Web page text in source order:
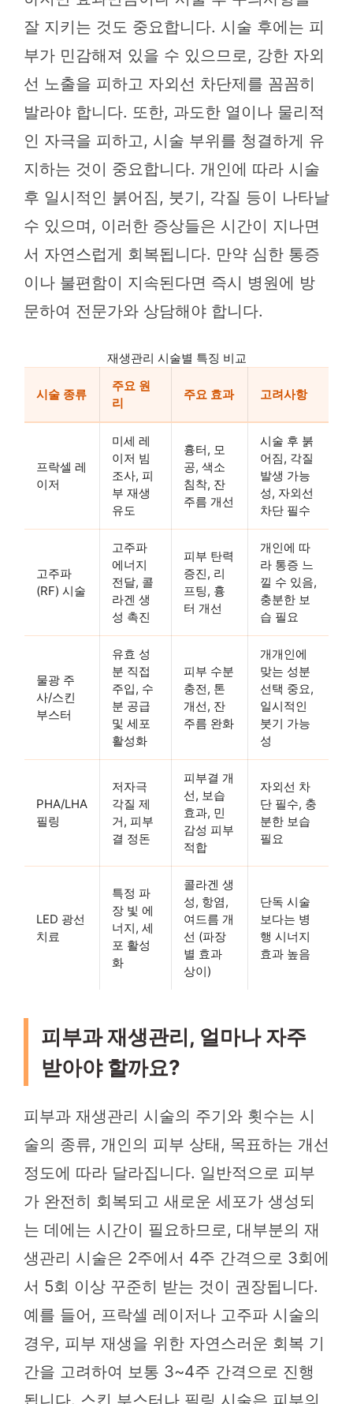
잘 지키는 것도 중요합니다. 시술 후에는 피
부가 민감해져 있을 수 있으므로, 강한 자외
선 노출을 피하고 자외선 차단제를 꼼꼼히
발라야 합니다. 또한, 과도한 열이나 물리적
인 자극을 피하고, 시술 부위를 청결하게 유
지하는 것이 중요합니다. 개인에 따라 시술
후 일시적인 붉어짐, 붓기, 각질 등이 나타날
수 있으며, 이러한 증상들은 시간이 지나면
서 자연스럽게 회복됩니다. 만약 심한 통증
이나 불편함이 지속된다면 즉시 병원에 방
문하여 전문가와 상담해야 합니다.
재생관리 시술별 특징 비교
시술 종류
주요 원
리
주요 효과 고려사항
프락셀 레
이저
미세 레
이저 빔
조사, 피
부 재생
유도
흉터, 모
공, 색소
침착, 잔
주름 개선
시술 후 붉
어짐, 각질
발생 가능
성, 자외선
차단 필수
고주파
(RF) 시술
고주파
에너지
전달, 콜
라겐 생
성 촉진
피부 탄력
증진, 리
프팅, 흉
터 개선
개인에 따
라 통증 느
낄 수 있음,
충분한 보
습 필요
물광 주
사/스킨
부스터
유효 성
분 직접
주입, 수
분 공급
및 세포
활성화
피부 수분
충전, 톤
개선, 잔
주름 완화
개개인에
맞는 성분
선택 중요,
일시적인
붓기 가능
성
PHA/LHA
필링
저자극
각질 제
거, 피부
결 정돈
피부결 개
선, 보습
효과, 민
감성 피부
적합
자외선 차
단 필수, 충
분한 보습
필요
LED 광선
치료
특정 파
장 빛 에
너지, 세
포 활성
화
콜라겐 생
성, 항염,
여드름 개
선 (파장
별 효과
상이)
단독 시술
보다는 병
행 시너지
효과 높음
피부과 재생관리, 얼마나 자주
받아야 할까요?
피부과 재생관리 시술의 주기와 횟수는 시
술의 종류, 개인의 피부 상태, 목표하는 개선
정도에 따라 달라집니다. 일반적으로 피부
가 완전히 회복되고 새로운 세포가 생성되
는 데에는 시간이 필요하므로, 대부분의 재
생관리 시술은 2주에서 4주 간격으로 3회에
서 5회 이상 꾸준히 받는 것이 권장됩니다.
예를 들어, 프락셀 레이저나 고주파 시술의
경우, 피부 재생을 위한 자연스러운 회복 기
간을 고려하여 보통 3~4주 간격으로 진행
됩니다. 스킨 부스터나 필링 시술은 피부의